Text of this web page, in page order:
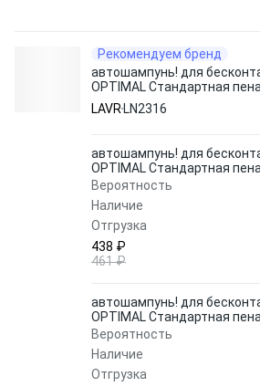
Рекомендуем бренд
автошампунь! для
OPTIMAL Стандартная
1.1 кг\
LAVR LN2316
автошампунь! для
OPTIMAL Стандартная
Вероятность
Наличие
Отгрузка
438 ₽
461 ₽
автошампунь! для
OPTIMAL Стандартная
Вероятность
Наличие
Отгрузка